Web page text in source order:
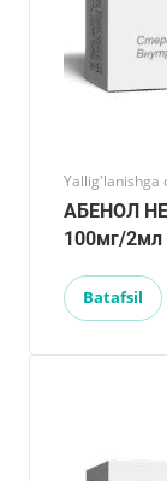
Yallig'lanishga
АБЕНОЛ
100мг/2мл
Batafsil